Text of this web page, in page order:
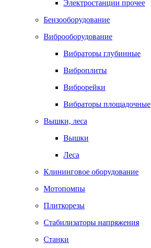
Электростанции прочее
Бензооборудование
Виброоборудование
Вибраторы глубинные
Виброплиты
Виброрейки
Вибраторы площадочные
Вышки, леса
Вышки
Леса
Клининговое оборудование
Мотопомпы
Плиткорезы
Стабилизаторы напряжения
Станки